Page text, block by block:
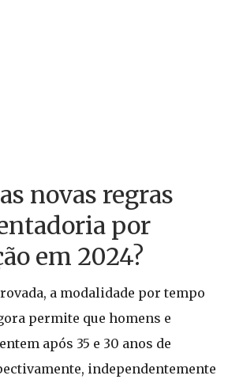
novas regras
por
em 2024?
a modalidade por tempo
permite que homens e
após 35 e 30 anos de
independentemente